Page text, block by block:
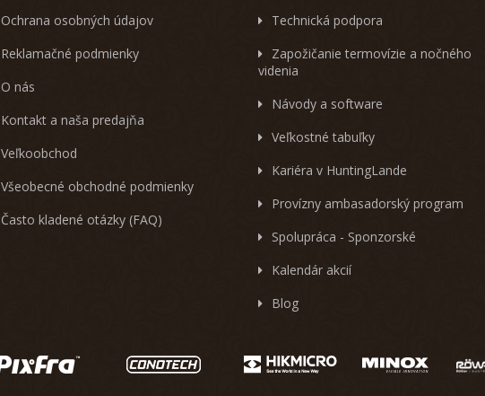
Ochrana osobných údajov
Reklamačné podmienky
O nás
Kontakt a naša predajňa
Veľkoobchod
Všeobecné obchodné podmienky
Často kladené otázky (FAQ)
Technická podpora
Zapožičanie termovízie a nočného
videnia
Návody a software
Veľkostné tabuľky
Kariéra v HuntingLande
Provízny ambasadorský program
Spolupráca - Sponzorské
Kalendár akcií
Blog